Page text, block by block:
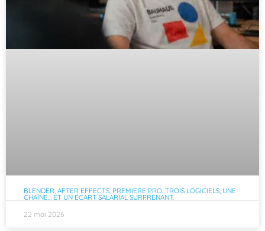
BLENDER, AFTER EFFECTS, PREMIERE PRO. TROIS LOGICIELS, UNE
CHAÎNE… ET UN ÉCART SALARIAL SURPRENANT.
22 mai 2026